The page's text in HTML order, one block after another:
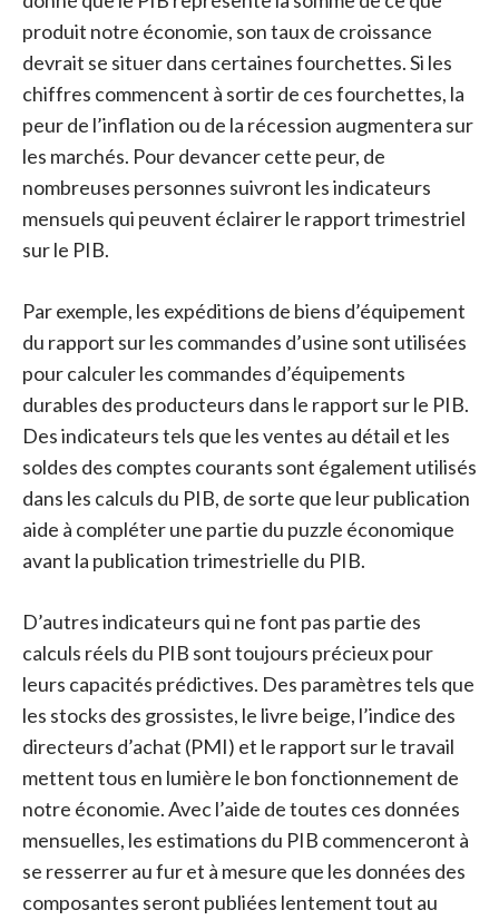
produit notre économie, son taux de croissance
devrait se situer dans certaines fourchettes. Si les
chiffres commencent à sortir de ces fourchettes, la
peur de l’inflation ou de la récession augmentera sur
les marchés. Pour devancer cette peur, de
nombreuses personnes suivront les indicateurs
mensuels qui peuvent éclairer le rapport trimestriel
sur le PIB.
Par exemple, les expéditions de biens d’équipement
du rapport sur les commandes d’usine sont utilisées
pour calculer les commandes d’équipements
durables des producteurs dans le rapport sur le PIB.
Des indicateurs tels que les ventes au détail et les
soldes des comptes courants sont également utilisés
dans les calculs du PIB, de sorte que leur publication
aide à compléter une partie du puzzle économique
avant la publication trimestrielle du PIB.
D’autres indicateurs qui ne font pas partie des
calculs réels du PIB sont toujours précieux pour
leurs capacités prédictives. Des paramètres tels que
les stocks des grossistes, le livre beige, l’indice des
directeurs d’achat (PMI) et le rapport sur le travail
mettent tous en lumière le bon fonctionnement de
notre économie. Avec l’aide de toutes ces données
mensuelles, les estimations du PIB commenceront à
se resserrer au fur et à mesure que les données des
composantes seront publiées lentement tout au